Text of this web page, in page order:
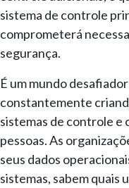
sistema de controle
comprometerá
segurança.
É um mundo
constantemente
sistemas de controle e
pessoas. As
seus dados
sistemas, sabem quais